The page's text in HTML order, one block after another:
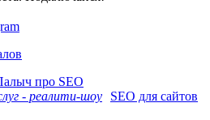
про SEO
SEO для сайтов